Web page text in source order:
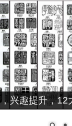
兴趣提升，